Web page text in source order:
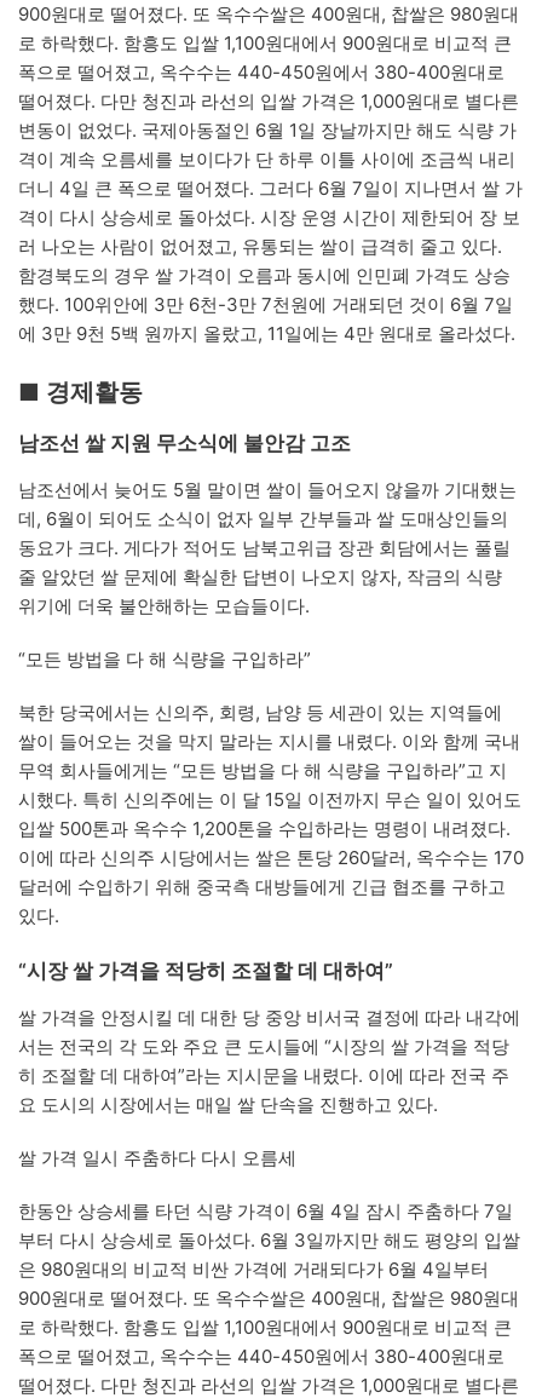
900원대로 떨어졌다. 또 옥수수쌀은 400원대, 찹쌀은 980원대
로 하락했다. 함흥도 입쌀 1,100원대에서 900원대로 비교적 큰
폭으로 떨어졌고, 옥수수는 440-450원에서 380-400원대로
떨어졌다. 다만 청진과 라선의 입쌀 가격은 1,000원대로 별다른
변동이 없었다. 국제아동절인 6월 1일 장날까지만 해도 식량 가
격이 계속 오름세를 보이다가 단 하루 이틀 사이에 조금씩 내리
더니 4일 큰 폭으로 떨어졌다. 그러다 6월 7일이 지나면서 쌀 가
격이 다시 상승세로 돌아섰다. 시장 운영 시간이 제한되어 장 보
러 나오는 사람이 없어졌고, 유통되는 쌀이 급격히 줄고 있다.
함경북도의 경우 쌀 가격이 오름과 동시에 인민폐 가격도 상승
했다. 100위안에 3만 6천-3만 7천원에 거래되던 것이 6월 7일
에 3만 9천 5백 원까지 올랐고, 11일에는 4만 원대로 올라섰다.
■ 경제활동
남조선 쌀 지원 무소식에 불안감 고조
남조선에서 늦어도 5월 말이면 쌀이 들어오지 않을까 기대했는
데, 6월이 되어도 소식이 없자 일부 간부들과 쌀 도매상인들의
동요가 크다. 게다가 적어도 남북고위급 장관 회담에서는 풀릴
줄 알았던 쌀 문제에 확실한 답변이 나오지 않자, 작금의 식량
위기에 더욱 불안해하는 모습들이다.
“모든 방법을 다 해 식량을 구입하라”
북한 당국에서는 신의주, 회령, 남양 등 세관이 있는 지역들에
쌀이 들어오는 것을 막지 말라는 지시를 내렸다. 이와 함께 국내
무역 회사들에게는 “모든 방법을 다 해 식량을 구입하라”고 지
시했다. 특히 신의주에는 이 달 15일 이전까지 무슨 일이 있어도
입쌀 500톤과 옥수수 1,200톤을 수입하라는 명령이 내려졌다.
이에 따라 신의주 시당에서는 쌀은 톤당 260달러, 옥수수는 170
달러에 수입하기 위해 중국측 대방들에게 긴급 협조를 구하고
있다.
“시장 쌀 가격을 적당히 조절할 데 대하여”
쌀 가격을 안정시킬 데 대한 당 중앙 비서국 결정에 따라 내각에
서는 전국의 각 도와 주요 큰 도시들에 “시장의 쌀 가격을 적당
히 조절할 데 대하여”라는 지시문을 내렸다. 이에 따라 전국 주
요 도시의 시장에서는 매일 쌀 단속을 진행하고 있다.
쌀 가격 일시 주춤하다 다시 오름세
한동안 상승세를 타던 식량 가격이 6월 4일 잠시 주춤하다 7일
부터 다시 상승세로 돌아섰다. 6월 3일까지만 해도 평양의 입쌀
은 980원대의 비교적 비싼 가격에 거래되다가 6월 4일부터
900원대로 떨어졌다. 또 옥수수쌀은 400원대, 찹쌀은 980원대
로 하락했다. 함흥도 입쌀 1,100원대에서 900원대로 비교적 큰
폭으로 떨어졌고, 옥수수는 440-450원에서 380-400원대로
떨어졌다. 다만 청진과 라선의 입쌀 가격은 1,000원대로 별다른